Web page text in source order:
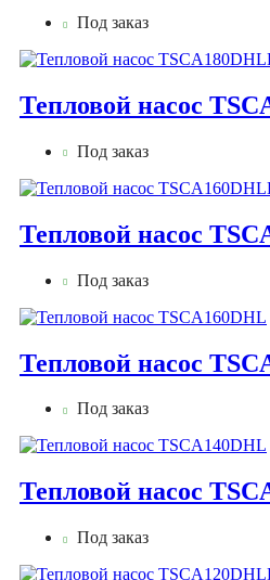
Под заказ
Тепловой насос
Под заказ
Тепловой насос
Под заказ
Тепловой насос
Под заказ
Тепловой насос
Под заказ